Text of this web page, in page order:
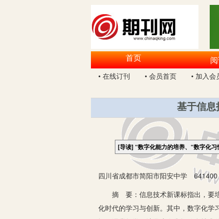
首页
• 在线订刊 • 会员首页 • 加入会
基于信
[导读]“数字化能力的培养、“数字化
四川省成都市简阳市阳安中学 641400
摘 要：信息技术新课标指出，要培
化时代的学习与创新。其中，数字化学